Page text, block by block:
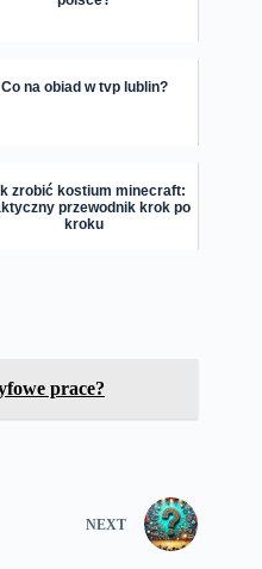
Co na obiad w tvp lublin?
zrobić kostium minecraft:
przewodnik krok po
kroku
prace?
NEXT